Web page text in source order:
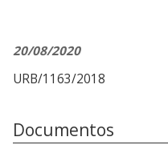
20/08/2020
URB/1163/2018
Documentos